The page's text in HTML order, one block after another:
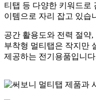
티탭 등 다양한 키워드로
이템으로 자리 잡고 있습
공간 활용도와 전력 절약
부착형 멀티탭은 작지만
제공하는 전기용품입니